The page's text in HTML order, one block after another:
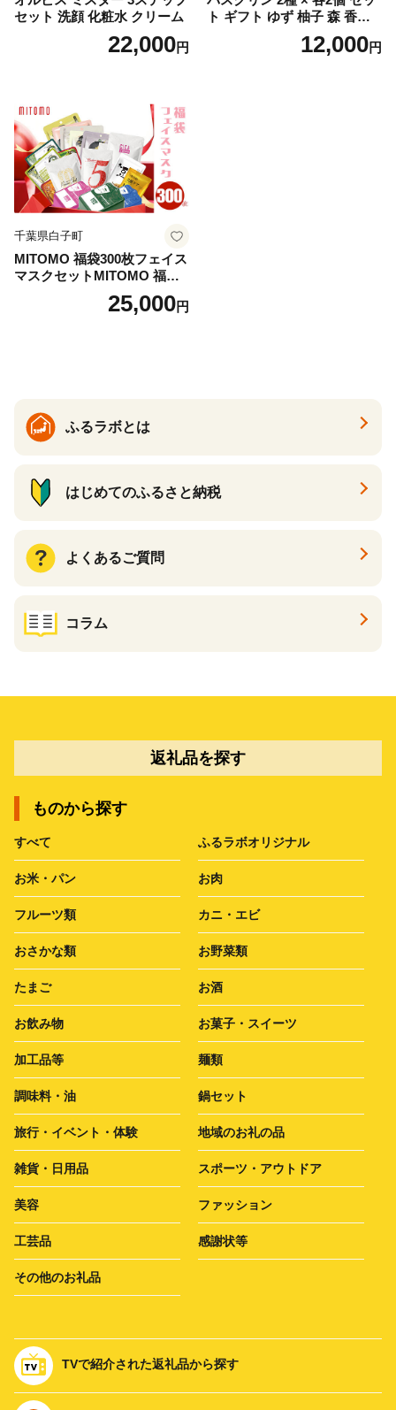
セット 洗顔 化粧水 クリーム
22,000円
ト ギフト ゆず 柚子 森 香り
日用品 お風呂 バス用品 温活
アロマ 香り まとめ買い静岡
12,000円
千葉県白子町
MITOMO 福袋300枚フェイス
マスクセットMITOMO 福袋3
00枚フェイスマスクセット
ふるさと納税 パック ファイ
25,000円
ふるラボとは
はじめてのふるさと納税
よくあるご質問
コラム
返礼品を探す
ものから探す
すべて ふるラボオリジナル
お米・パン お肉
フルーツ類 カニ・エビ
おさかな類 お野菜類
たまご お酒
お飲み物 お菓子・スイーツ
加工品等 麺類
調味料・油 鍋セット
旅行・イベント・体験 地域のお礼の品
雑貨・日用品 スポーツ・アウトドア
美容 ファッション
工芸品 感謝状等
その他のお礼品
TVで紹介された返礼品から探す